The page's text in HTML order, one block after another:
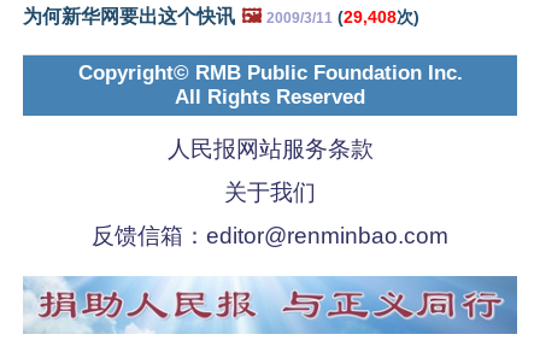
为何新华网要出这个快讯 🖼️ 2009/3/11 (29,408次)
Copyright© RMB Public Foundation Inc.
All Rights Reserved
人民报网站服务条款
关于我们
反馈信箱： editor@renminbao.com